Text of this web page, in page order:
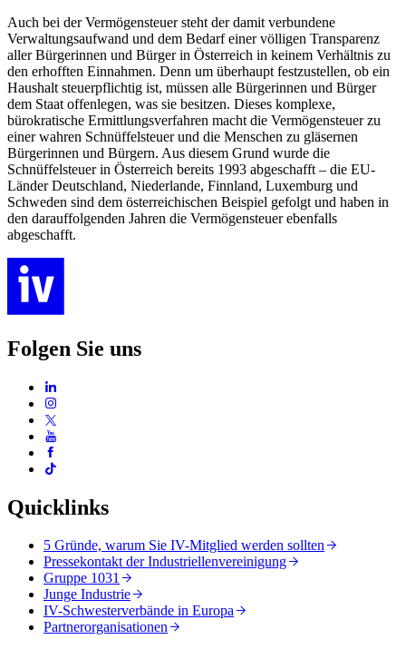
Auch bei der Vermögensteuer steht der damit verbundene
Verwaltungsaufwand und dem Bedarf einer völligen Transparenz
aller Bürgerinnen und Bürger in Österreich in keinem Verhältnis zu
den erhofften Einnahmen. Denn um überhaupt festzustellen, ob ein
Haushalt steuerpflichtig ist, müssen alle Bürgerinnen und Bürger
dem Staat offenlegen, was sie besitzen. Dieses komplexe,
bürokratische Ermittlungsverfahren macht die Vermögensteuer zu
einer wahren Schnüffelsteuer und die Menschen zu gläsernen
Bürgerinnen und Bürgern. Aus diesem Grund wurde die
Schnüffelsteuer in Österreich bereits 1993 abgeschafft – die EU-
Länder Deutschland, Niederlande, Finnland, Luxemburg und
Schweden sind dem österreichischen Beispiel gefolgt und haben in
den darauffolgenden Jahren die Vermögensteuer ebenfalls
abgeschafft.
Folgen Sie uns
Quicklinks
5 Gründe, warum Sie IV-Mitglied werden sollten
Pressekontakt der Industriellenvereinigung
Gruppe 1031
Junge Industrie
IV-Schwesterverbände in Europa
Partnerorganisationen